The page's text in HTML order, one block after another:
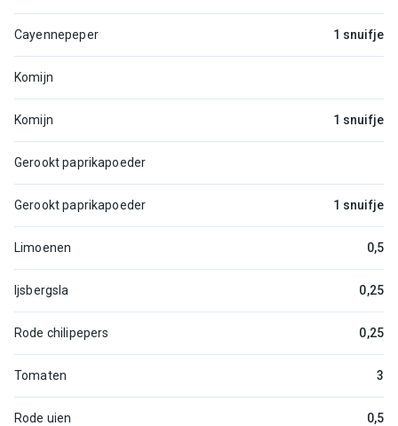
Cayennepeper 1 snuifje
Komijn
Komijn 1 snuifje
Gerookt paprikapoeder
Gerookt paprikapoeder 1 snuifje
Limoenen 0,5
Ijsbergsla 0,25
Rode chilipepers 0,25
Tomaten 3
Rode uien 0,5